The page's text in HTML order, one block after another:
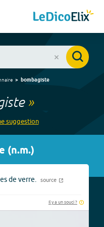
bombagiste
»
suggestion
(n.m.)
de verre. source
Il y a un souci ?